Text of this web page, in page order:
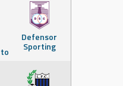
Defensor
Sporting